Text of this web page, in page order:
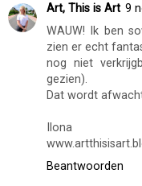
Art, This is Art 9
WAUW! Ik ben
zien er echt
nog niet
gezien).
Dat wordt
Ilona
Beantwoorden